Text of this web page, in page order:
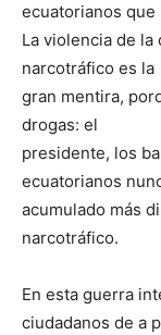
ecuatorianos que
La violencia de la
narcotráfico es la
gran mentira,
drogas: el
presidente, los
ecuatorianos
acumulado más
narcotráfico.
En esta guerra
ciudadanos de a